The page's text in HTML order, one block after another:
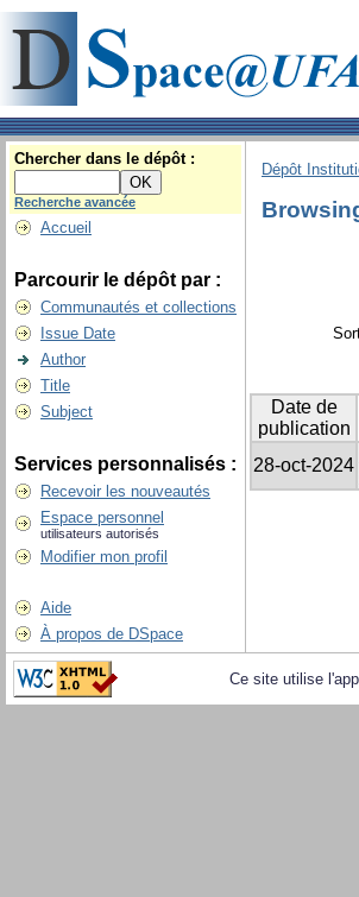
Chercher dans le dépôt :
Recherche avancée
Accueil
Parcourir le dépôt par :
Communautés et collections
Issue Date
Author
Title
Subject
Services personnalisés :
Recevoir les nouveautés
Espace personnel
utilisateurs autorisés
Modifier mon profil
Aide
À propos de DSpace
Dépôt
Date de
publication
28-oct-2024
Ce site utilise